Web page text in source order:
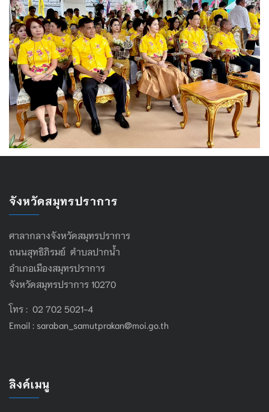
จังหวัดสมุทรปราการ
ศาลากลางจังหวัดสมุทรปราการ
ถนนสุทธิภิรมย์ ตำบลปากน้ำ
อำเภอเมืองสมุทรปราการ
จังหวัดสมุทรปราการ 10270
โทร : 02 702 5021-4
Email : saraban_samutprakan@moi.go.th
ลิงค์เมนู